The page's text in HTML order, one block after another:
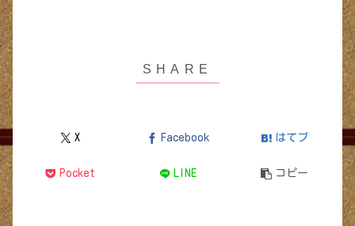
X Facebook はてブ
Pocket LINE コピー